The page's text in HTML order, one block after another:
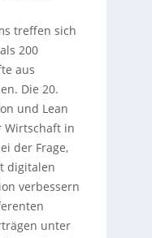
treffen sich
200
aus
Die 20.
und Lean
Wirtschaft in
der Frage,
digitalen
verbessern
unter